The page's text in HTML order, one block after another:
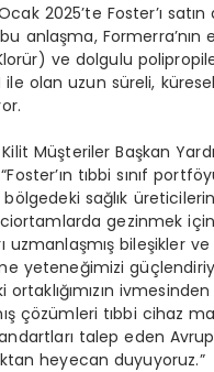
2025’te Foster’ı satın
anlaşma, Formerra’nın
ve dolgulu
ile olan uzun süreli,
Kilit Müşteriler Başkan
ın tıbbisınıfportfö
ölgedeki sağlık
ortamlarda gezinmek
uzmanlaşmış bileşikler
yeteneğimizi
ortaklığımızın
çözümleri tıbbi cihaz
talep eden
heyecan duyuyoruz.”